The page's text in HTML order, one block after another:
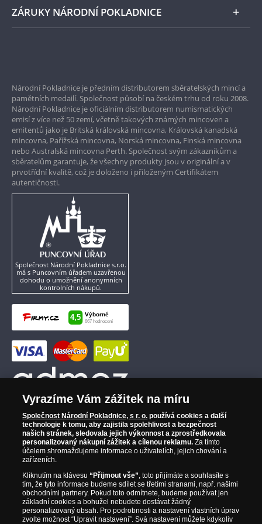
ZÁRUKY NÁRODNÍ POKLADNICE
Garance nejvyšší kvality
Pouze originální produkty
Národní Pokladnice je předním distributorem sběratelských mincí a
pamětních medailí. Společnost působí na českém trhu od roku 2008.
Národní Pokladnice je oficiálním distributorem numismatických
emisí z více než 50 zemí, včetně takových známých mincoven a
emitentů jako je Britská královská mincovna, Královská kanadská
mincovna, Pařížská mincovna, Norská mincovna, Finská mincovna
nebo Australská mincovna Perth. Společnost svým zákazníkům a
sběratelům garantuje, že všechny produkty jsou v originální a v
prvotřídní kvalitě, což je doloženo i přiloženým Certifikátem
autentičnosti.
Společnost Národní Pokladnice s.r.o.
má s Puncovním úřadem uzavřenou
dohodu o umožnění anonymních
kontrolních nákupů.
Vyrazíme Vám zážitek na míru
Společnost Národní Pokladnice, s r. o. používá cookies a další
technologie k tomu, aby zajistila spolehlivost a bezpečnost
našich stránek, sledovala jejich výkonnost a zprostředkovala
personalizovaný nákupní zážitek a cílenou reklamu. Za tímto
účelem shromažďujeme informace o uživatelích, jejich chování a
zařízeních.
Kliknutím na klávesu“Přijmout vše”, toto přijímáte a souhlasíte s
tím, že tyto informace budeme sdílet se třetími stranami, např. našimi
obchodními partnery. Pokud toto odmítnete, budeme používat jen
základní cookies a bohužel nebudete dostávat žádný
personalizovaný obsah. Pro podrobnosti a nastavení vlastních úprav
zvolte možnost “Upravit nastavení”. Svá nastavení můžete kdykoliv